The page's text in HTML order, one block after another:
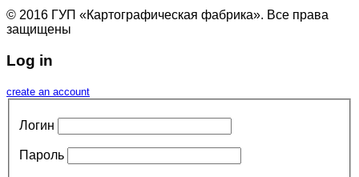
© 2016 ГУП «Картографическая фабрика». Все права
защищены
Log in
create an account
Логин
Пароль